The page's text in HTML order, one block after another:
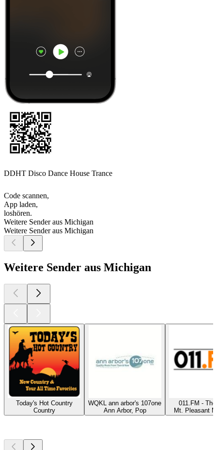
DDHT Disco Dance House Trance
Code scannen,
App laden,
loshören.
Weitere Sender aus Michigan
Weitere Sender aus Michigan
Weitere Sender aus Michigan
Today's Hot Country
Country
WQKL ann arbor's 107one
Ann Arbor, Pop
011.FM -
Mt. Pleasant